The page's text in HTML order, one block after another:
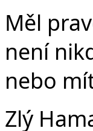
Měl
není
nebo
Zlý